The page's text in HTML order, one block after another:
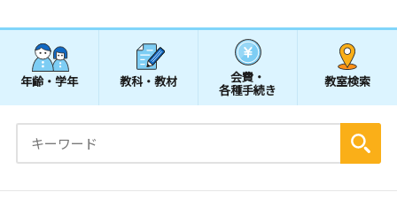
年齢・学年 教科・教材 会費・
各種手続き
教室検索